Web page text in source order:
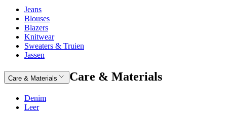
Jeans
Blouses
Blazers
Knitwear
Sweaters & Truien
Jassen
Care & Materials Care & Materials
Denim
Leer